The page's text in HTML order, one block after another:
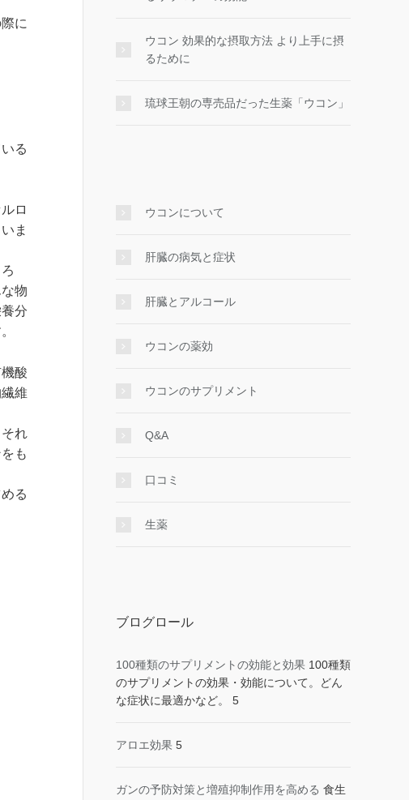
に
る
ロ
ま
物
分
酸
維
れ
も
る
ウコン 効果的な摂取方法 より上手に摂
るために
琉球王朝の専売品だった生薬「ウコン」
ウコンについて
肝臓の病気と症状
肝臓とアルコール
ウコンの薬効
ウコンのサプリメント
Q&A
口コミ
生薬
ブログロール
100種類のサプリメントの効能と効果 100種類
のサプリメントの効果・効能について。どん
な症状に最適かなど。 5
アロエ効果 5
ガンの予防対策と増殖抑制作用を高める 食生